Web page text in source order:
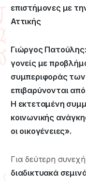
επιστήμονες με
Αττικής
Γιώργος
γονείς με
συμπεριφοράς
επιβαρύνονται
Η εκτεταμένη
κοινωνικής
οι οικογένειες».
Για δεύτερη
διαδικτυακά